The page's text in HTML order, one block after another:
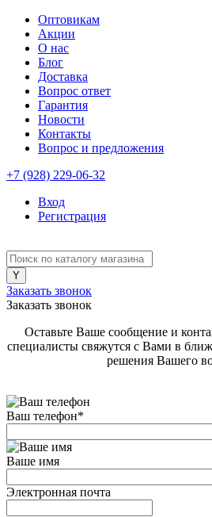
Оптовикам
Акции
О нас
Блог
Доставка
Вопрос ответ
Гарантия
Новости
Контакты
Вопрос и предложения
+7 (928) 229-06-32
Вход
Регистрация
Заказать звонок
Заказать звонок
Оставьте Ваше сообщение и
специалисты свяжутся с Вами в
решения Вашего
Ваш телефон*
Ваше имя
Электронная почта